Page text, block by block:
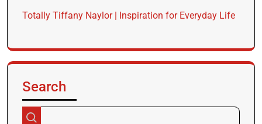
Totally Tiffany Naylor | Inspiration for Everyday Life
Search